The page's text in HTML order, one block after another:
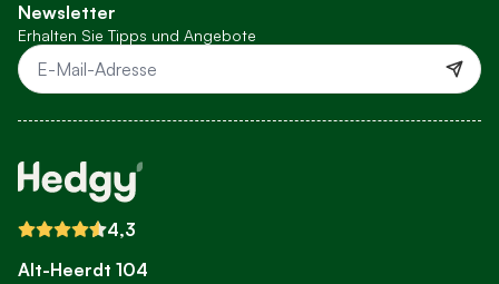
Newsletter
Erhalten Sie Tipps und Angebote
4,3
Alt-Heerdt 104